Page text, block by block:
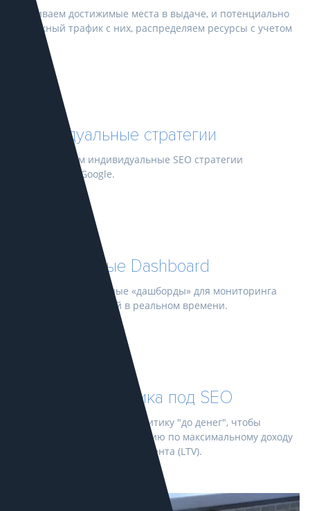
Оцениваем достижимые места в выдаче, и потенциально
возможный трафик с них, распределяем ресурсы с учетом
Индивидуальные стратегии
Разрабатываем индивидуальные SEO стратегии
для Яндекса и Google.
Интерактивные Dashboard
Создаем интерактивные «дашборды» для мониторинга
ключевых показателей в реальном времени.
Сквозная аналитика под SEO
Настраиваем сквозную аналитику "до денег", чтобы
оптимизировать SEO стратегию по максимальному доходу
или жизненной ценности клиента (LTV).